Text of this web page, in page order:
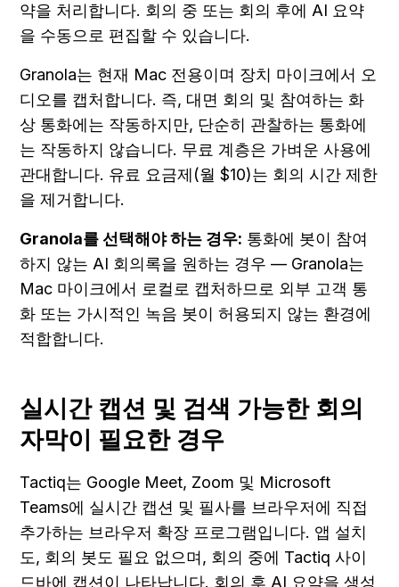
약을 처리합니다. 회의 중 또는 회의 후에 AI 요약
을 수동으로 편집할 수 있습니다.
Granola는 현재 Mac 전용이며 장치 마이크에서 오
디오를 캡처합니다. 즉, 대면 회의 및 참여하는 화
상 통화에는 작동하지만, 단순히 관찰하는 통화에
는 작동하지 않습니다. 무료 계층은 가벼운 사용에
관대합니다. 유료 요금제(월 $10)는 회의 시간 제한
을 제거합니다.
Granola를 선택해야 하는 경우: 통화에 봇이 참여
하지 않는 AI 회의록을 원하는 경우 — Granola는
Mac 마이크에서 로컬로 캡처하므로 외부 고객 통
화 또는 가시적인 녹음 봇이 허용되지 않는 환경에
적합합니다.
실시간 캡션 및 검색 가능한 회의
자막이 필요한 경우
Tactiq는 Google Meet, Zoom 및 Microsoft
Teams에 실시간 캡션 및 필사를 브라우저에 직접
추가하는 브라우저 확장 프로그램입니다. 앱 설치
도, 회의 봇도 필요 없으며, 회의 중에 Tactiq 사이
드바에 캡션이 나타납니다. 회의 후 AI 요약을 생성